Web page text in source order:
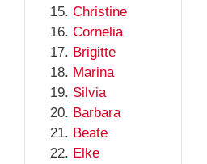
Christine
Cornelia
Brigitte
Marina
Silvia
Barbara
Beate
Elke